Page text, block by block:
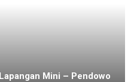
Mini – Pendowo